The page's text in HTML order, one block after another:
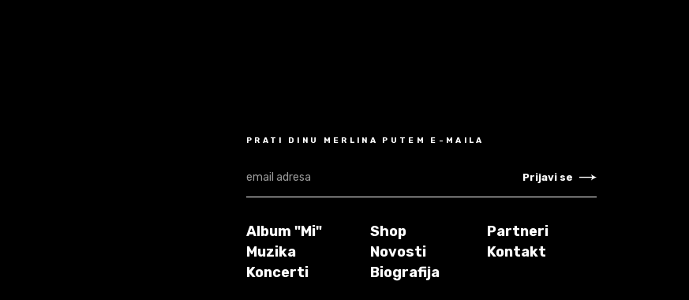
PRATI DINU MERLINA PUTEM E-MAILA
Prijavi se
Album "Mi"
Muzika
Koncerti
Shop
Novosti
Biografija
Partneri
Kontakt